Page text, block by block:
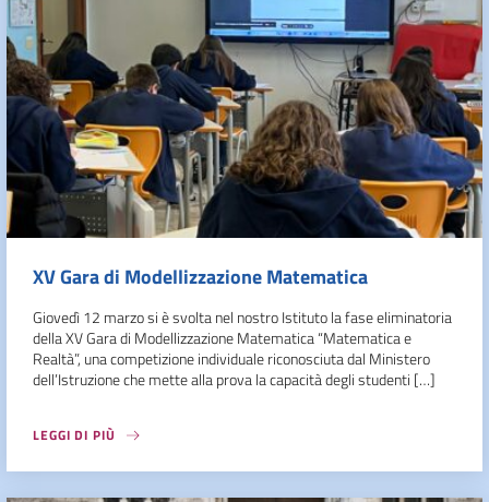
XV Gara di Modellizzazione Matematica
Giovedì 12 marzo si è svolta nel nostro Istituto la fase eliminatoria
della XV Gara di Modellizzazione Matematica “Matematica e
Realtà”, una competizione individuale riconosciuta dal Ministero
dell’Istruzione che mette alla prova la capacità degli studenti […]
LEGGI DI PIÙ